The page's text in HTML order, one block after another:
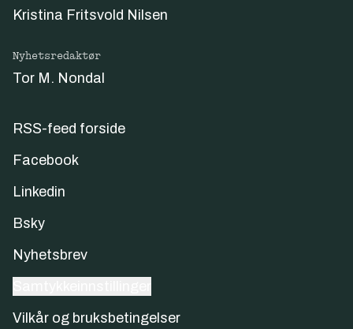
Kristina Fritsvold Nilsen
Nyhetsredaktør
Tor M. Nondal
RSS-feed forside
Facebook
Linkedin
Bsky
Nyhetsbrev
Vilkår og bruksbetingelser